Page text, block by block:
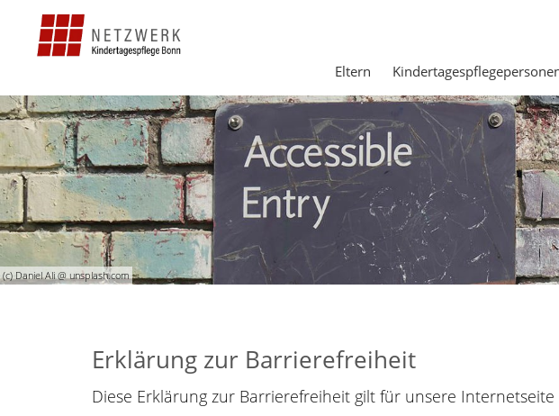
Eltern
(c) Daniel Ali @ unsplash.com
Erklärung zur Barrierefreiheit
Diese Erklärung zur Barrierefreiheit gilt für unsere